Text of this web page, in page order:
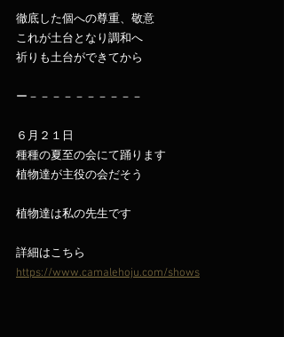
徹底した個への尊重、敬意
これが土台となり調和へ
祈りも土台ができてから
ー－－－－－－－－－－
６月２１日
種種の夏至の会にて踊ります
植物達が主役の会だそう
植物達は私の先生です
詳細はこちら
https://www.camalehoju.com/shows